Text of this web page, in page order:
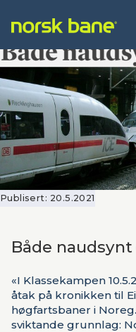
Publisert: 20.5.2021
Både
«I Klassekampen
åtak på kronikken til
høgfartsbaner i
sviktande grunnlag: